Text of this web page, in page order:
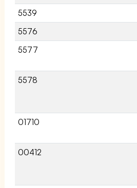
5539
5576
5577
5578
01710
00412